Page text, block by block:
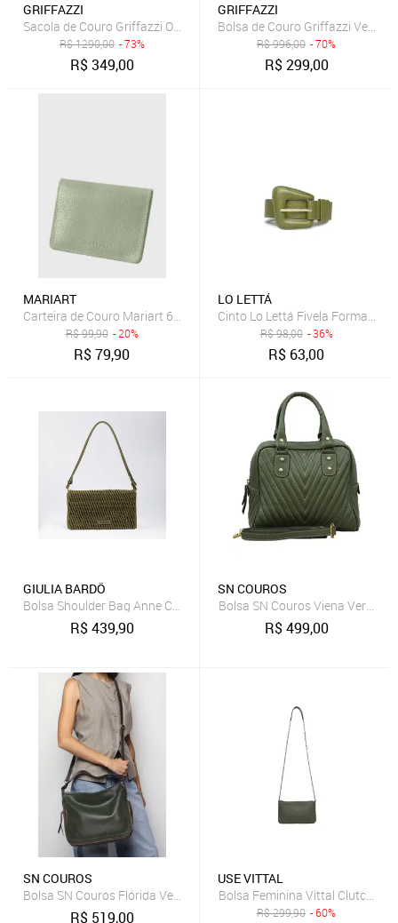
GRIFFAZZI
Sacola de Couro Griffazzi Oliva
R$1290,00 - 73%
R$349,00
GRIFFAZZI
Bolsa de Couro Griffazzi Verde
R$996,00 - 70%
R$299,00
MARIART
Carteira de Couro Mariart 649MRT Oliva
R$99,90 - 20%
R$79,90
LO LETTÁ
Cinto Lo Lettá Fivela Formato
R$98,00 - 36%
R$ 63,00
GIULIA BARDÔ
Bolsa Shoulder Bag Anne Camurça Trançada Média Tiracolo de
R$439,90
SN COUROS
Bolsa SN Couros Viena Verde
R$499,00
SN COUROS
Bolsa SN Couros Flórida Verde/Marrom
R$ 519,00
USE VITTAL
Bolsa Feminina Vittal Clutch
R$299,90 - 60%